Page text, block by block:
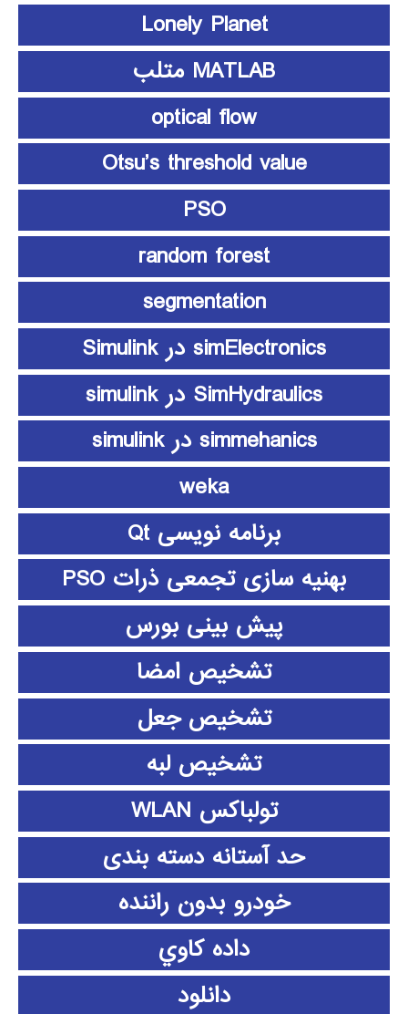
Lonely Planet
MATLAB متلب
optical flow
Otsu’s threshold value
PSO
random forest
segmentation
simElectronics در Simulink
SimHydraulics در simulink
simmehanics در simulink
weka
برنامه نویسی Qt
بهنیه سازی تجمعی ذرات PSO
پیش بینی بورس
تشخیص امضا
تشخیص جعل
تشخیص لبه
تولباکس WLAN
حد آستانه دسته بندی
خودرو بدون راننده
داده كاوي
دانلود